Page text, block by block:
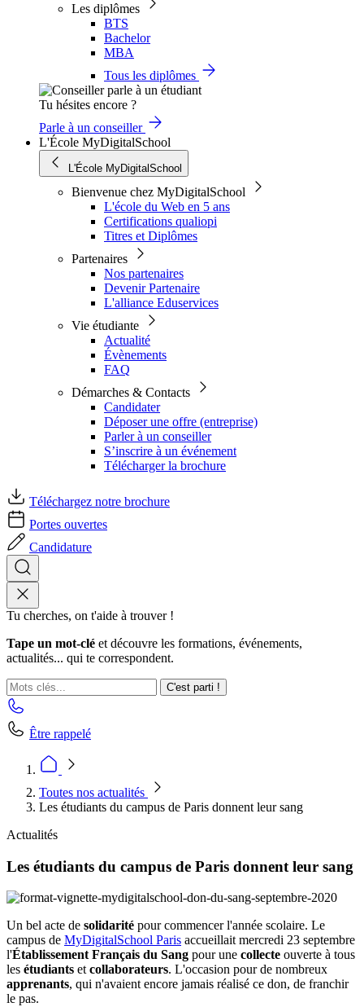
Les diplômes
BTS
Bachelor
MBA
Tous les diplômes
Tu hésites encore ?
Parle à un conseiller
L'École MyDigitalSchool
L'École MyDigitalSchool
Bienvenue chez MyDigitalSchool
L'école du Web en 5 ans
Certifications qualiopi
Titres et Diplômes
Partenaires
Nos partenaires
Devenir Partenaire
L'alliance Eduservices
Vie étudiante
Actualité
Évènements
FAQ
Démarches & Contacts
Candidater
Déposer une offre (entreprise)
Parler à un conseiller
S’inscrire à un événement
Télécharger la brochure
Téléchargez notre brochure
Portes ouvertes
Candidature
Tu cherches, on t'aide à trouver !
Tape un mot-clé et découvre les formations, événements,
actualités... qui te correspondent.
C'est parti !
Être rappelé
Toutes nos actualités
Les étudiants du campus de Paris donnent leur sang
Actualités
Les étudiants du campus de Paris donnent leur sang
Un bel acte de solidarité pour commencer l'année scolaire. Le
campus de MyDigitalSchool Paris accueillait mercredi 23 septembre
l'Établissement Français du Sang pour une collecte ouverte à tous
les étudiants etcollaborateurs. L'occasion pour de nombreux
apprenants, qui n'avaient encore jamais réalisé ce don, de franchir
le pas.